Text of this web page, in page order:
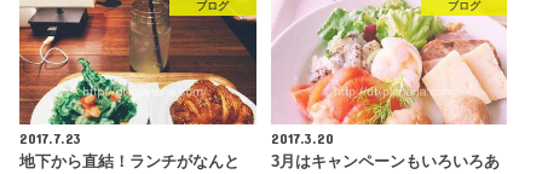
ブログ
2017.7.23
地下から直結！ランチがなんと
ブログ
2017.3.20
3月はキャンペーンもいろいろあ